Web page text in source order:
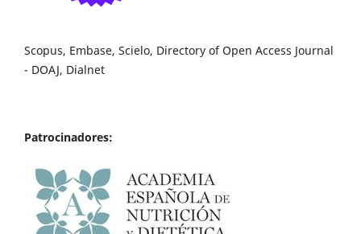
Scopus, Embase, Scielo, Directory of Open Access Journal
- DOAJ, Dialnet
Patrocinadores: